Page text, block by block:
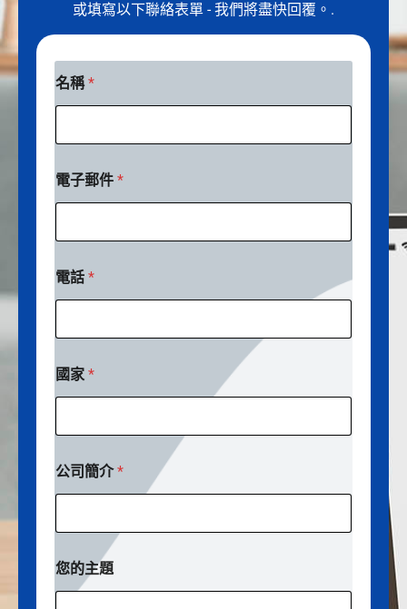
或填寫以下聯絡表單 - 我們將盡快回覆。.
司
簡
*
子
郵
件
名稱*
電子郵件 *
電話 *
國家 *
公司簡介*
您的主題